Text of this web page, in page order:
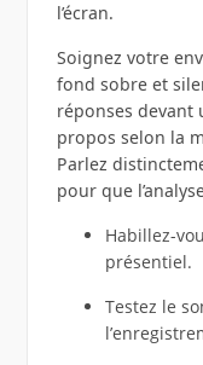
l’écran.
Soignez votre
fond sobre et
réponses devant
propos selon la
Parlez
pour que
Habillez-
présentiel.
Testez le